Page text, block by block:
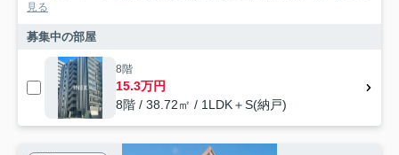
見る
募集中の部屋
8階
15.3万円
8階 / 38.72㎡ / 1LDK＋S(納戸)